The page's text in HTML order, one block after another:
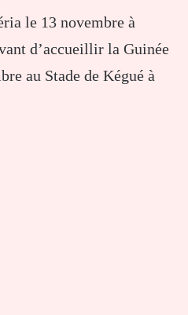
le 13 novembre à
d’accueillir la Guinée
au Stade de Kégué à